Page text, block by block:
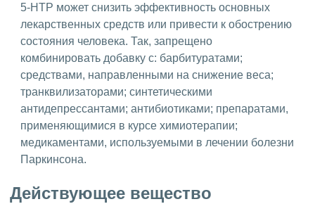
5-НТР может снизить эффективность основных
лекарственных средств или привести к обострению
состояния человека. Так, запрещено
комбинировать добавку с: барбитуратами;
средствами, направленными на снижение веса;
транквилизаторами; синтетическими
антидепрессантами; антибиотиками; препаратами,
применяющимися в курсе химиотерапии;
медикаментами, используемыми в лечении болезни
Паркинсона.
Действующее вещество